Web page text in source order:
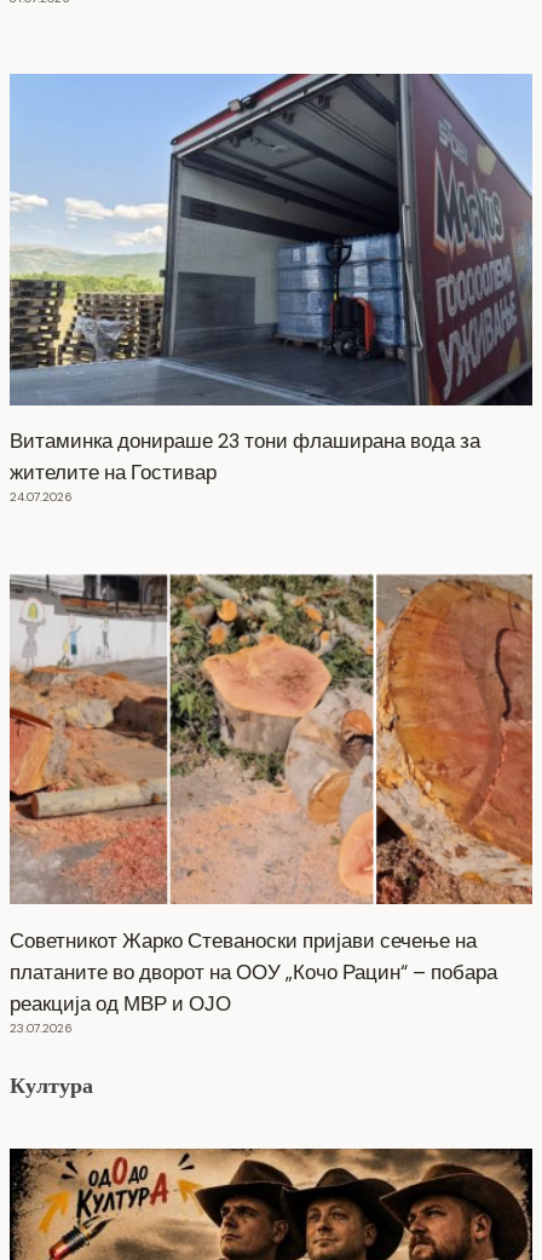
Витаминка донираше 23 тони флаширана вода за
жителите на Гостивар
24.07.2026
Советникот Жарко Стеваноски пријави сечење на
платаните во дворот на ООУ „Кочо Рацин“ – побара
реакција од МВР и ОЈО
23.07.2026
Култура